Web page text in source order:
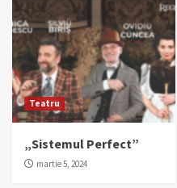
Teatru
„Sistemul Perfect”
martie 5, 2024